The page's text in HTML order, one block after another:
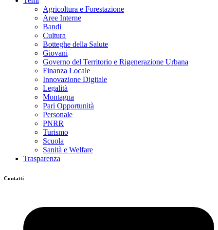
Agricoltura e Forestazione
Aree Interne
Bandi
Cultura
Botteghe della Salute
Giovani
Governo del Territorio e Rigenerazione Urbana
Finanza Locale
Innovazione Digitale
Legalità
Montagna
Pari Opportunità
Personale
PNRR
Turismo
Scuola
Sanità e Welfare
Trasparenza
Contatti